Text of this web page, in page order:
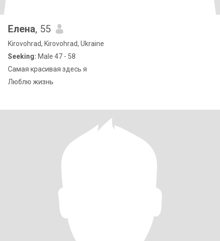
Елена, 55
Kirovohrad, Kirovohrad, Ukraine
Seeking: Male 47 - 58
Самая красивая здесь я
Люблю жизнь